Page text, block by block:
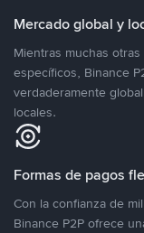
Mercado global y
Mientras muchas
específicos, Binance
verdaderamente
locales.
Formas de pagos
Con la confianza de
Binance P2P ofrece